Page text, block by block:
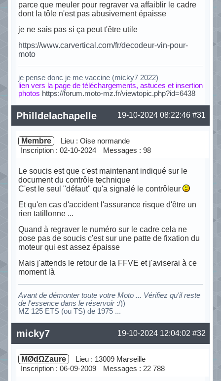
parce que meuler pour regraver va affaiblir le cadre
dont la tôle n'est pas abusivement épaisse
je ne sais pas si ça peut t'être utile
https://www.carvertical.com/fr/decodeur-vin-pour-
moto
je pense donc je me vaccine (micky7 2022)
lien vers la page de téléchargements, astuces et insertion
photos https://forum.moto-mz.fr/viewtopic.php?id=6438
Hors ligne #31
19-10-2024 08:22:46
Philldelachapelle
Membre
Lieu : Oise normande
Inscription : 02-10-2024
Messages : 98
Le soucis est que c'est maintenant indiqué sur le
document du contrôle technique
C'est le seul "défaut" qu'a signalé le contrôleur
Et qu'en cas d'accident l'assurance risque d'être un
rien tatillonne ...
Quand à regraver le numéro sur le cadre cela ne
pose pas de soucis c'est sur une patte de fixation du
moteur qui est assez épaisse
Mais j'attends le retour de la FFVE et j'aviserai à ce
moment là
Avant de démonter toute votre Moto ... Vérifiez qu'il reste
de l'essence dans le réservoir:/))
MZ 125 ETS (ou TS) de 1975 ...
Hors ligne #32
19-10-2024 12:04:02
micky7
MØdΩZaure
Lieu : 13009 Marseille
Inscription : 06-09-2009
Messages : 22 788